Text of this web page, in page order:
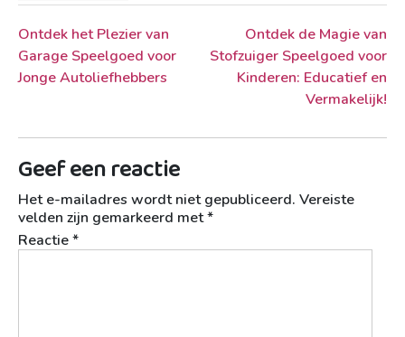
Berichtnavigatie
Ontdek het Plezier van
Garage Speelgoed voor
Jonge Autoliefhebbers
Ontdek de Magie van
Stofzuiger Speelgoed voor
Kinderen: Educatief en
Vermakelijk!
Geef een reactie
Het e-mailadres wordt niet gepubliceerd. Vereiste
velden zijn gemarkeerd met*
Reactie*